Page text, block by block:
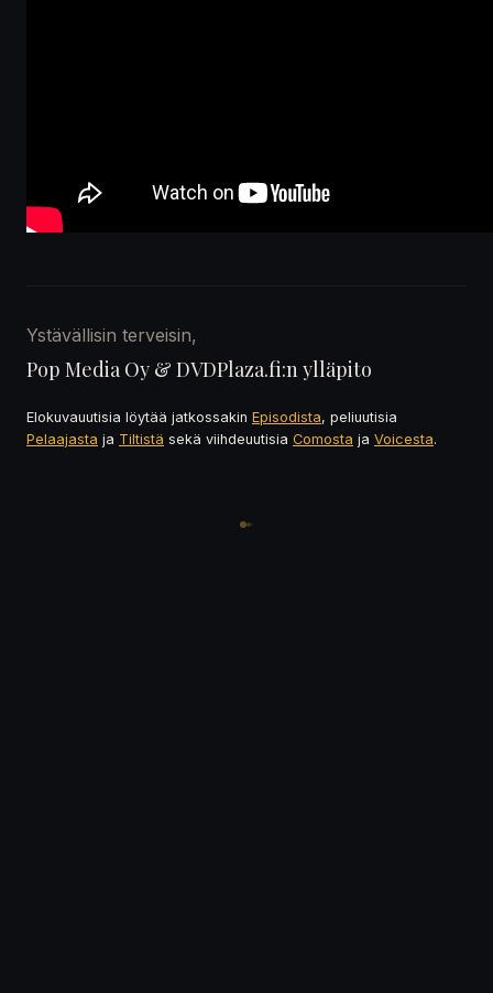
Ystävällisin terveisin,
Pop Media Oy & DVDPlaza.fi:n ylläpito
Elokuvauutisia löytää jatkossakin Episodista, peliuutisia
Pelaajasta ja Tiltistä sekä viihdeuutisia Comosta ja Voicesta.